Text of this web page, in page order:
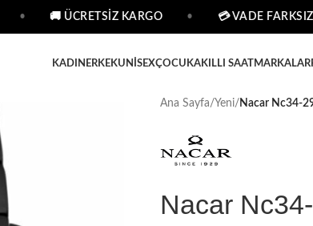
🚚 ÜCRETSİZ KARGO 💳 VADE FARKSIZ 2
KADIN ERKEKUNISEXÇOCUKAKILLI SAATMARKALAR
Ana Sayfa/Yeni/ Nacar Nc34-
Nacar